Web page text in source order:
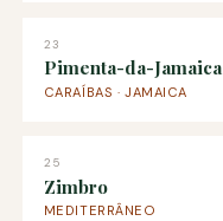
23
Pimenta-da-Jamaica
CARAÍBAS · JAMAICA
25
Zimbro
MEDITERRÂNEO